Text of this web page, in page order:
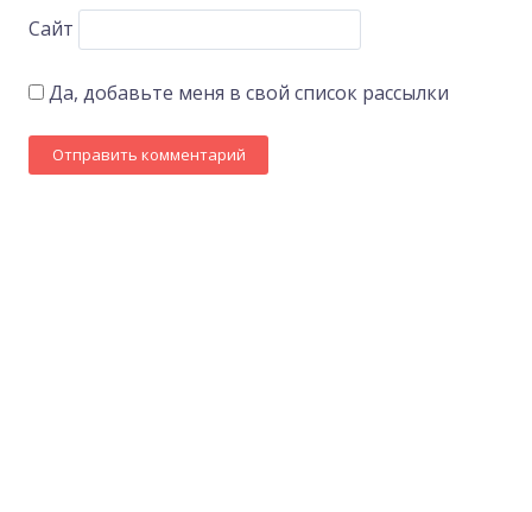
Сайт
Да, добавьте меня в свой список рассылки